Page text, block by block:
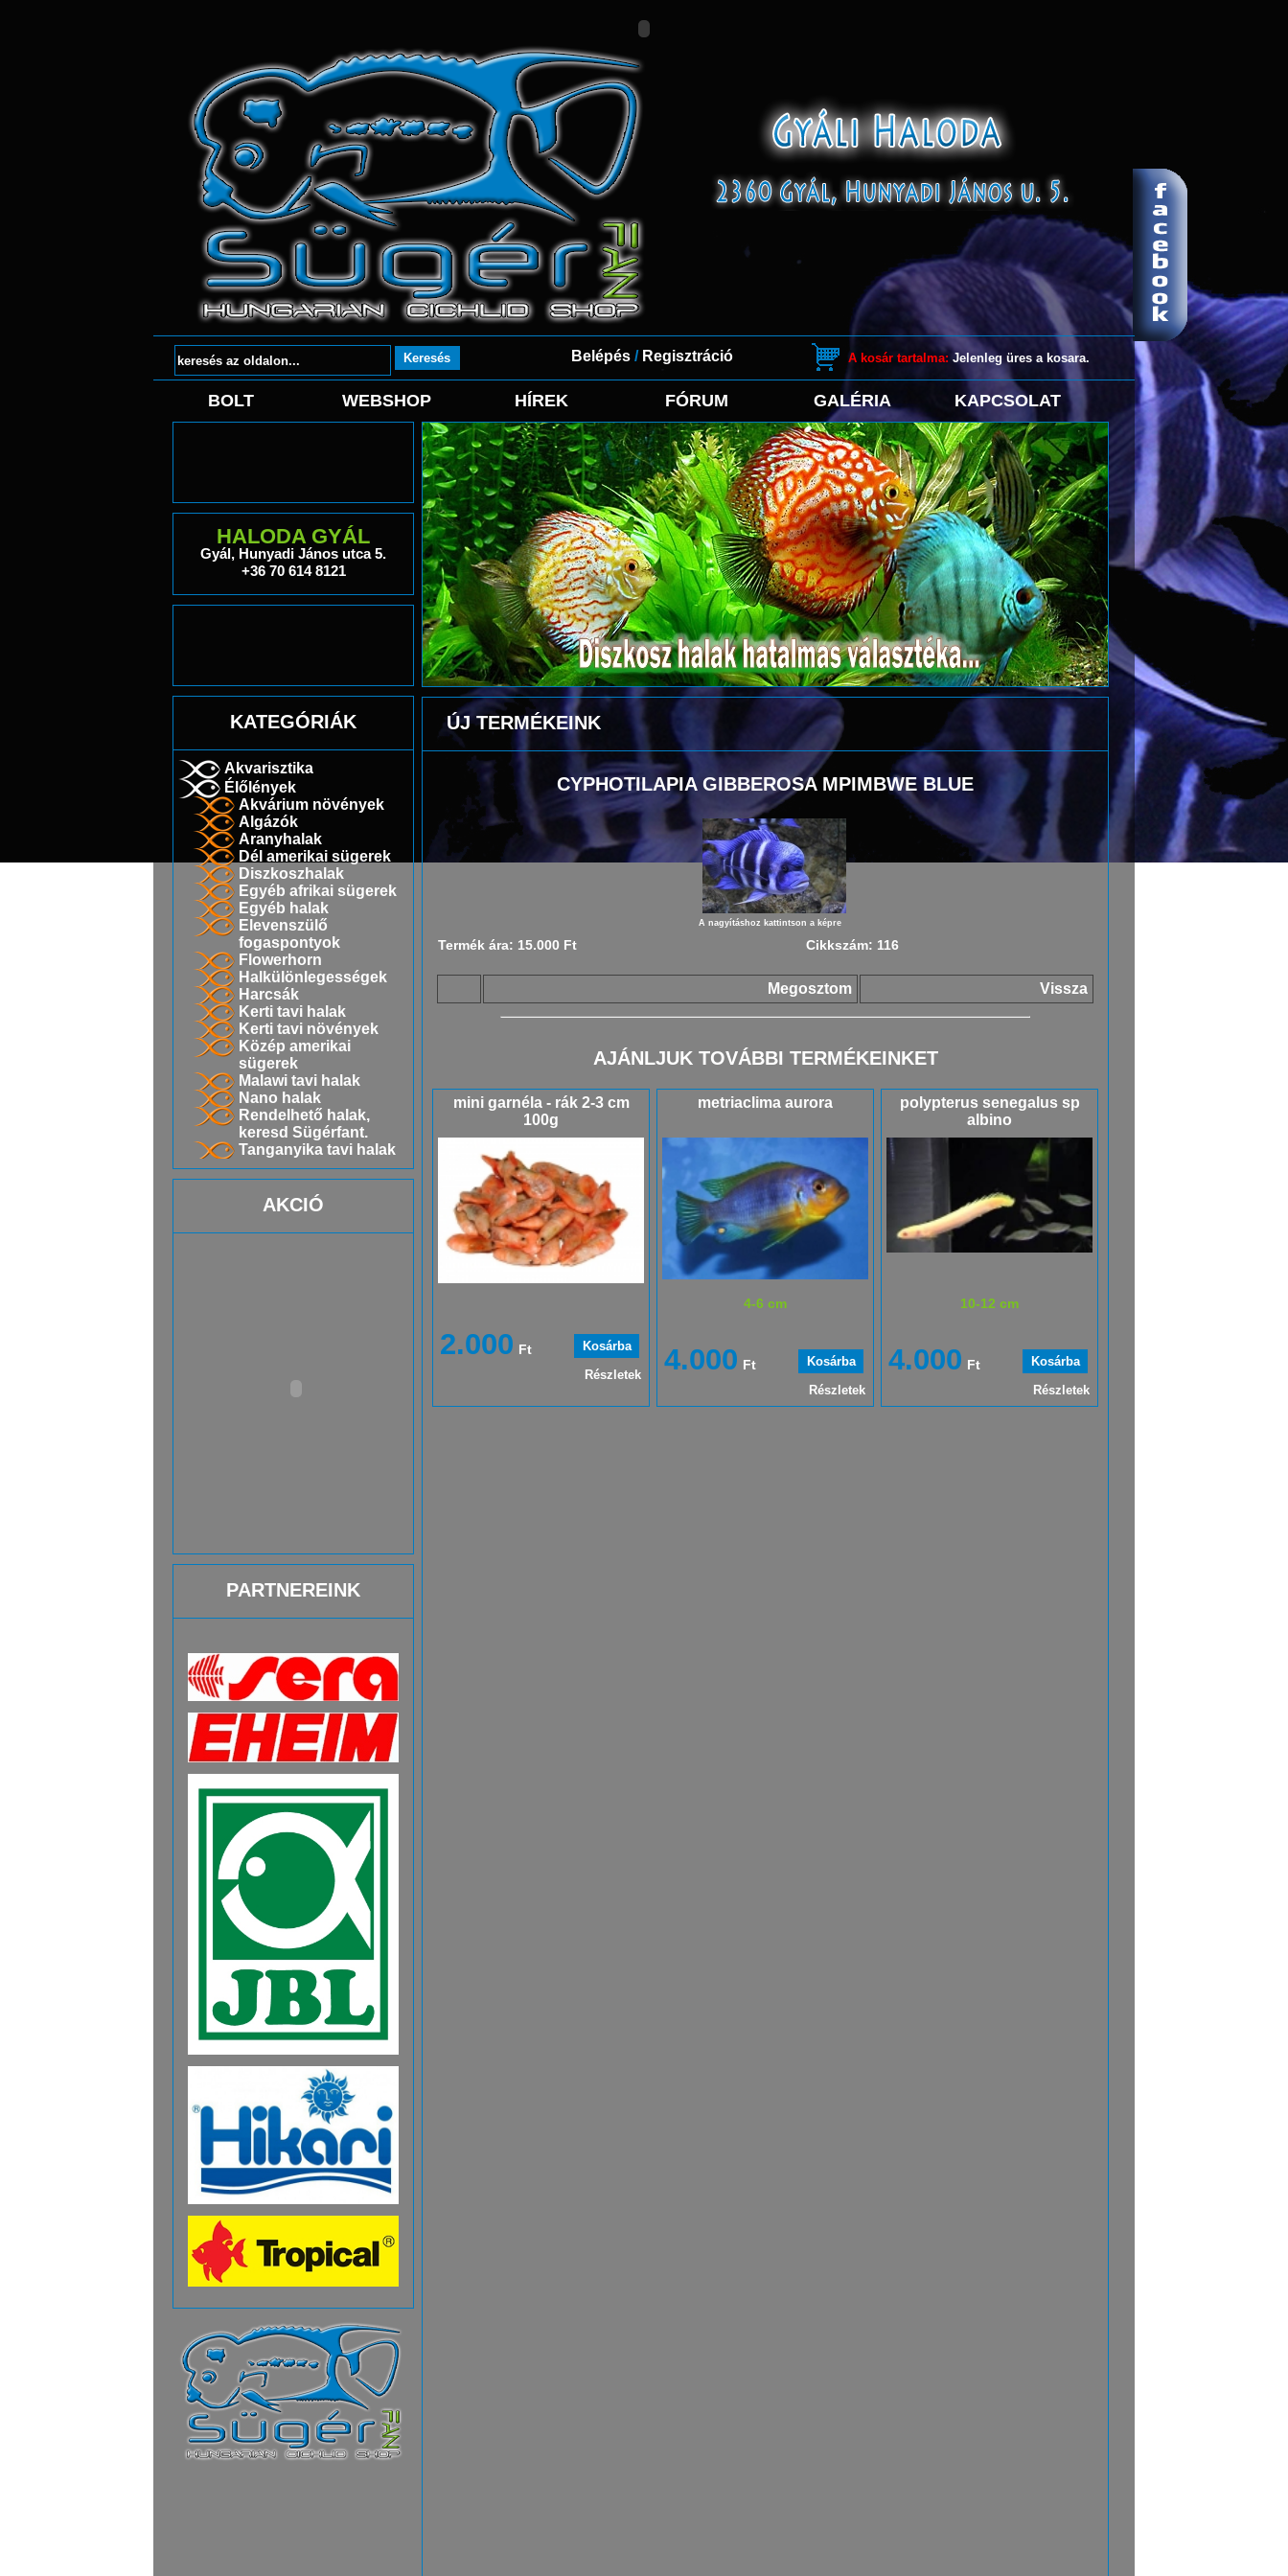
Belépés/ Regisztráció A kosár tartalma: Jelenleg üres a kosara.
BOLT WEBSHOP HÍREK FÓRUM GALÉRIA KAPCSOLAT
HALODA GYÁL
Gyál, Hunyadi János utca 5.
+36 70 614 8121
KATEGÓRIÁK
Akvarisztika
Élőlények
Akvárium növények
Algázók
Aranyhalak
Dél amerikai sügerek
Diszkoszhalak
Egyéb afrikai sügerek
Egyéb halak
Elevenszülő
fogaspontyok
Flowerhorn
Halkülönlegességek
Harcsák
Kerti tavi halak
Kerti tavi növények
Közép amerikai
sügerek
Malawi tavi halak
Nano halak
Rendelhető halak,
keresd Sügérfant.
Tanganyika tavi halak
AKCIÓ
PARTNEREINK
ÚJ TERMÉKEINK
CYPHOTILAPIA GIBBEROSA MPIMBWE BLUE
A nagyításhoz kattintson a képre
Termék ára: 15.000 Ft Cikkszám: 116
Megosztom Vissza
AJÁNLJUK TOVÁBBI TERMÉKEINKET
mini garnéla - rák 2-3 cm
100g
2.000 Ft
Részletek
metriaclima aurora
4-6 cm
4.000 Ft
Részletek
polypterus senegalus sp
albino
10-12 cm
4.000 Ft
Részletek